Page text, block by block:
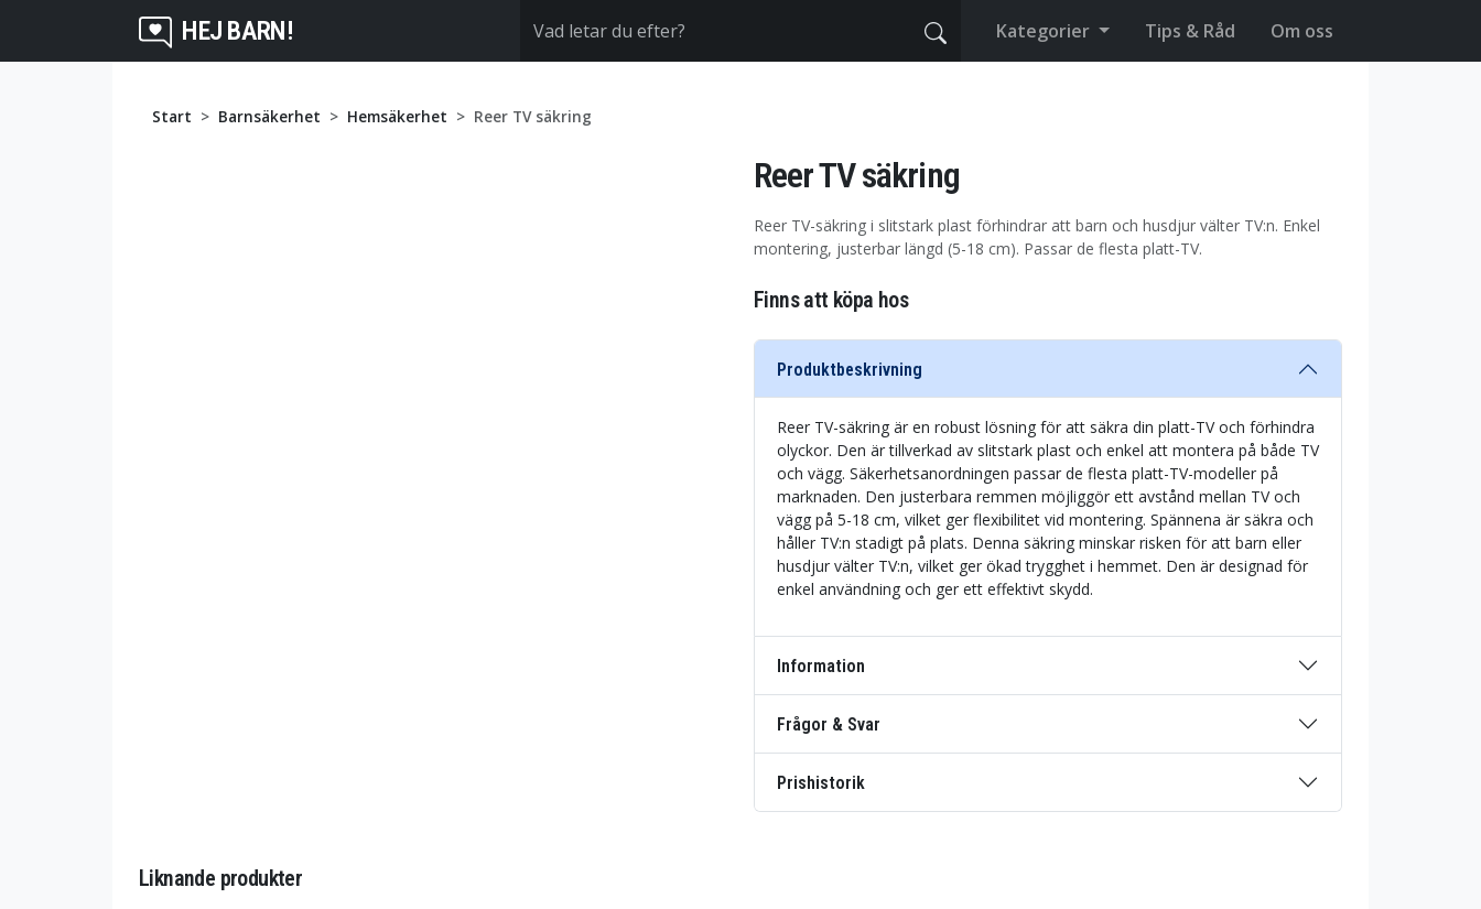
HEJ BARN! Kategorier Tips & Råd Om oss
Start Barnsäkerhet Hemsäkerhet Reer TV säkring
Reer TV säkring
Reer TV-säkring i slitstark plast förhindrar att barn och husdjur välter TV:n. Enkel
montering, justerbar längd (5-18 cm). Passar de flesta platt-TV.
Finns att köpa hos
Produktbeskrivning
Reer TV-säkring är en robust lösning för att säkra din platt-TV och förhindra
olyckor. Den är tillverkad av slitstark plast och enkel att montera på både TV
och vägg. Säkerhetsanordningen passar de flesta platt-TV-modeller på
marknaden. Den justerbara remmen möjliggör ett avstånd mellan TV och
vägg på 5-18 cm, vilket ger flexibilitet vid montering. Spännena är säkra och
håller TV:n stadigt på plats. Denna säkring minskar risken för att barn eller
husdjur välter TV:n, vilket ger ökad trygghet i hemmet. Den är designad för
enkel användning och ger ett effektivt skydd.
Information
Frågor & Svar
Prishistorik
Liknande produkter